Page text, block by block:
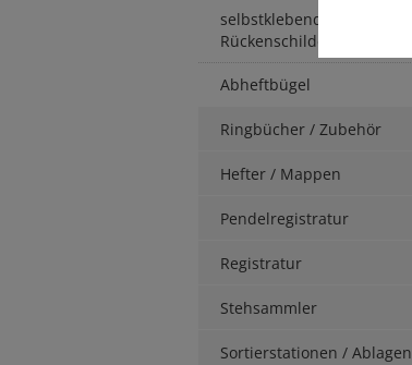
selbstklebende
Rückenschilder
Abheftbügel
Ringbücher / Zubehör
Hefter / Mappen
Pendelregistratur
Registratur
Stehsammler
Sortierstationen / Ablagen